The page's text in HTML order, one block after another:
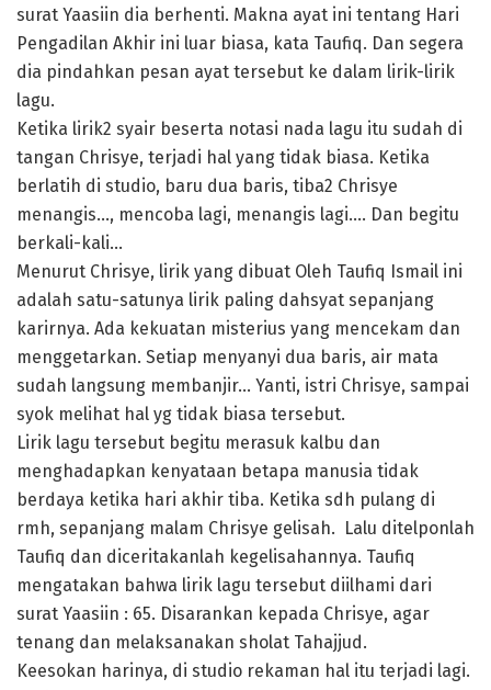
surat Yaasiin dia berhenti. Makna ayat ini tentang Hari
Pengadilan Akhir ini luar biasa, kata Taufiq. Dan segera
dia pindahkan pesan ayat tersebut ke dalam lirik-lirik
lagu.
Ketika lirik2 syair beserta notasi nada lagu itu sudah di
tangan Chrisye, terjadi hal yang tidak biasa. Ketika
berlatih di studio, baru dua baris, tiba2 Chrisye
menangis…, mencoba lagi, menangis lagi…. Dan begitu
berkali-kali…
Menurut Chrisye, lirik yang dibuat Oleh Taufiq Ismail ini
adalah satu-satunya lirik paling dahsyat sepanjang
karirnya. Ada kekuatan misterius yang mencekam dan
menggetarkan. Setiap menyanyi dua baris, air mata
sudah langsung membanjir… Yanti, istri Chrisye, sampai
syok melihat hal yg tidak biasa tersebut.
Lirik lagu tersebut begitu merasuk kalbu dan
menghadapkan kenyataan betapa manusia tidak
berdaya ketika hari akhir tiba. Ketika sdh pulang di
rmh, sepanjang malam Chrisye gelisah. Lalu ditelponlah
Taufiq dan diceritakanlah kegelisahannya. Taufiq
mengatakan bahwa lirik lagu tersebut diilhami dari
surat Yaasiin : 65. Disarankan kepada Chrisye, agar
tenang dan melaksanakan sholat Tahajjud.
Keesokan harinya, di studio rekaman hal itu terjadi lagi.